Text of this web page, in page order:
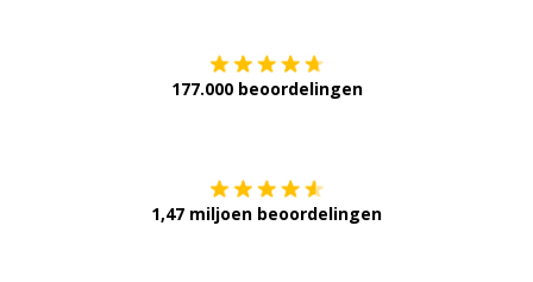
177.000 beoordelingen
1,47 miljoen beoordelingen